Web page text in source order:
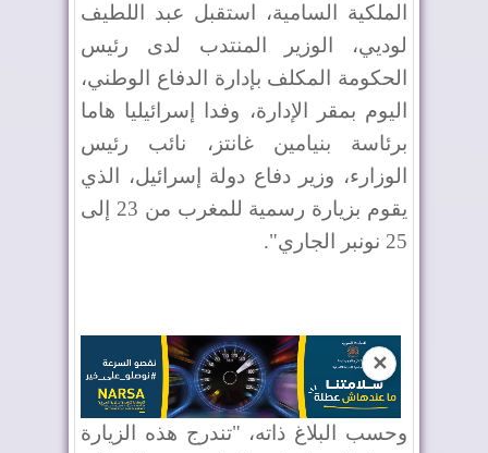
الملكية السامية، استقبل عبد اللطيف
لوديي، الوزير المنتدب لدى رئيس
الحكومة المكلف بإدارة الدفاع الوطني،
اليوم بمقر الإدارة، وفدا إسرائيليا هاما
برئاسة بنيامين غانتز، نائب رئيس
الوزارء، وزير دفاع دولة إسرائيل، الذي
يقوم بزيارة رسمية للمغرب من 23 إلى
25 نونبر الجاري".
✕
وحسب البلاغ ذاته، "تندرج هذه الزيارة